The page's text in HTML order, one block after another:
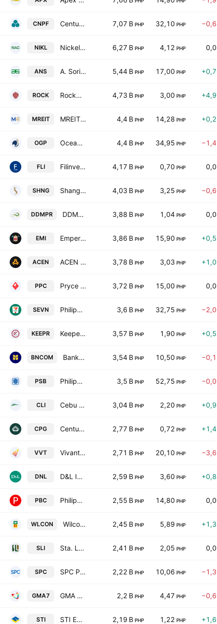
CNPF Century Pacific Food, Inc. 7,07 B PHP 32,10 PHP
NIKL Nickel Asia Corp. 6,27 B PHP 4,12 PHP
ANS A. Soriano Corp. 5,44 B PHP 17,00 PHP
ROCK Rockwell Land Corp. 4,73 B PHP 3,00 PHP
MREIT MREIT, Inc. 4,4 B PHP 14,28 PHP
OGP OceanaGold Philippines, Inc. 4,4 B PHP 34,95 PHP
FLI Filinvest Land Incorporated 4,17 B PHP 0,70 PHP
SHNG Shang Properties, Inc. 4,03 B PHP 3,25 PHP
DDMPR DDMP REIT, Inc. 3,88 B PHP 1,04 PHP
EMI Emperador Inc. 3,86 B PHP 15,90 PHP
ACEN ACEN Corporation 3,78 B PHP 3,03 PHP
PPC Pryce Corp. 3,72 B PHP 15,00 PHP
SEVN Philippine Seven Corporation 3,6 B PHP 32,75 PHP
KEEPR Keepers Holdings. Inc 3,57 B PHP 1,90 PHP
BNCOM Bank of Commerce 3,54 B PHP 10,50 PHP
PSB Philippine Savings Bank 3,5 B PHP 52,75 PHP
CLI Cebu Landmasters, Inc. 3,04 B PHP 2,20 PHP
CPG Century Properties Group Inc. 2,77 B PHP 0,72 PHP
VVT Vivant Corporation 2,71 B PHP 20,10 PHP
DNL D&L Industries, Inc. 2,59 B PHP 3,60 PHP
PBC Philippine Bank of Communications, Inc. 2,55 B PHP 14,80 PHP
WLCON Wilcon Depot, Inc. 2,45 B PHP 5,89 PHP
SLI Sta. Lucia Land,Inc. 2,41 B PHP 2,05 PHP
SPC SPC Power Corporation 2,22 B PHP 10,06 PHP
GMA7 GMA Network, Inc. 2,2 B PHP 4,47 PHP
STI STI Education Systems Holdings, Inc. 2,19 B PHP 1,22 PHP